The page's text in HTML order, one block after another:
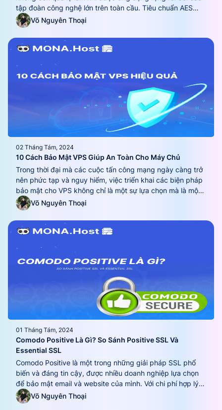
tập đoàn công nghệ lớn trên toàn cầu. Tiêu chuẩn AES
đóng vai trò then chốt trong việc bảo vệ dữ liệu khỏi các
mối đe dọa mạng....
Võ Nguyên Thoại
02 Tháng Tám, 2024
10 Cách Bảo Mật VPS Giúp An Toàn Cho Máy Chủ
Trong thời đại mà các cuộc tấn công mạng ngày càng trở
nên phức tạp và nguy hiểm, việc triển khai các biện pháp
bảo mật cho VPS không chỉ là một sự lựa chọn mà là một
yêu cầu bắt buộc để đảm bảo an toàn cho hệ thống
server. Vì vậy, trong bài...
Võ Nguyên Thoại
01 Tháng Tám, 2024
Comodo Positive Là Gì? So Sánh Positive SSL Và
Essential SSL
Comodo Positive là một trong những giải pháp SSL phổ
biến và đáng tin cậy, được nhiều doanh nghiệp lựa chọn
để bảo mật email và website của mình. Với chi phí hợp lý
và quy trình cài đặt nhanh chóng, Comodo Positive SSL
không chỉ giúp nâng cao mức độ bảo mật mà còn...
Võ Nguyên Thoại